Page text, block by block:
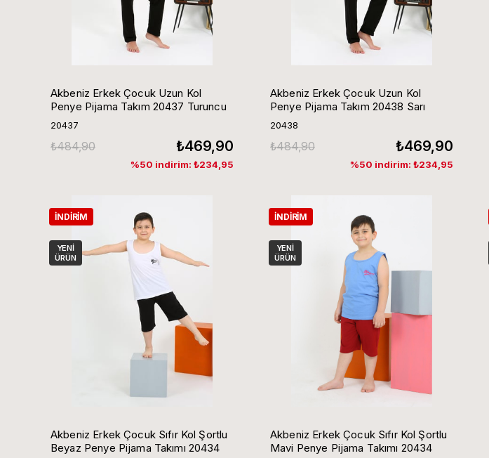
Akbeniz Erkek Çocuk Uzun Kol
Penye Pijama Takım 20437 Turuncu
20437
₺469,90
₺484,90
%50 indirim: ₺234,95
Akbeniz Erkek Çocuk Uzun Kol
Penye Pijama Takım 20438 Sarı
20438
₺469,90
₺484,90
%50 indirim: ₺234,95
Akbeniz Erkek Çocuk Sıfır Kol Şortlu
Beyaz Penye Pijama Takımı 20434
İNDIRIM
YENI
ÜRÜN
Akbeniz Erkek Çocuk Sıfır Kol Şortlu
Mavi Penye Pijama Takımı 20434
İNDIRIM
YENI
ÜRÜN